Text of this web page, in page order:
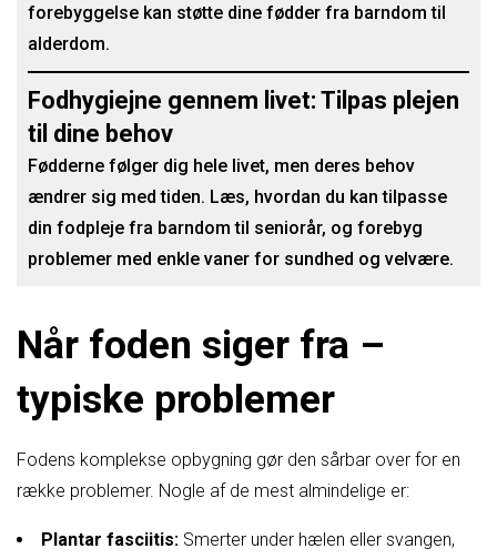
forebyggelse kan støtte dine fødder fra barndom til
alderdom.
Fodhygiejne gennem livet: Tilpas plejen
til dine behov
Fødderne følger dig hele livet, men deres behov
ændrer sig med tiden. Læs, hvordan du kan tilpasse
din fodpleje fra barndom til seniorår, og forebyg
problemer med enkle vaner for sundhed og velvære.
Når foden siger fra –
typiske problemer
Fodens komplekse opbygning gør den sårbar over for en
række problemer. Nogle af de mest almindelige er:
Plantar fasciitis: Smerter under hælen eller svangen,